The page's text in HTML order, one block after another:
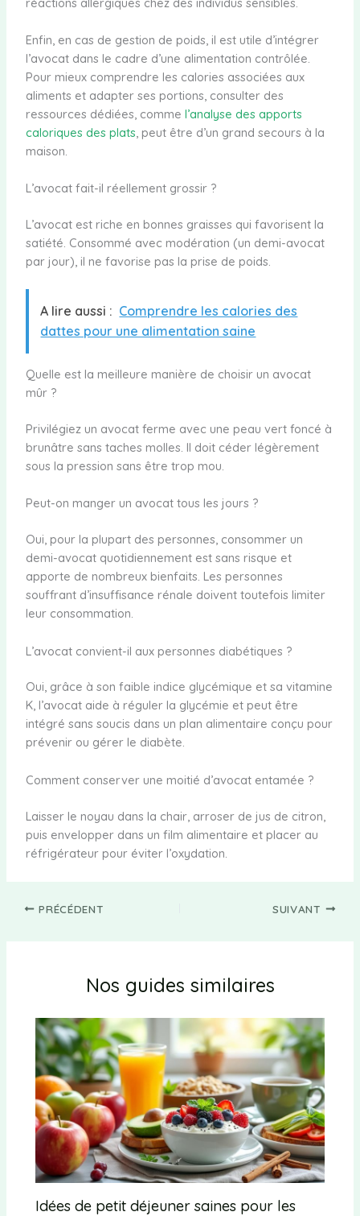
Enfin, en cas de gestion de poids, il est utile d’intégrer
l’avocat dans le cadre d’une alimentation contrôlée.
Pour mieux comprendre les calories associées aux
aliments et adapter ses portions, consulter des
ressources dédiées, comme l’analyse des apports
caloriques des plats, peut être d’un grand secours à la
maison.
L’avocat fait-il réellement grossir ?
L’avocat est riche en bonnes graisses qui favorisent la
satiété. Consommé avec modération (un demi-avocat
par jour), il ne favorise pas la prise de poids.
A lire aussi : Comprendre les calories des
dattes pour une alimentation saine
Quelle est la meilleure manière de choisir un avocat
mûr ?
Privilégiez un avocat ferme avec une peau vert foncé à
brunâtre sans taches molles. Il doit céder légèrement
sous la pression sans être trop mou.
Peut-on manger un avocat tous les jours ?
Oui, pour la plupart des personnes, consommer un
demi-avocat quotidiennement est sans risque et
apporte de nombreux bienfaits. Les personnes
souffrant d’insuffisance rénale doivent toutefois limiter
leur consommation.
L’avocat convient-il aux personnes diabétiques ?
Oui, grâce à son faible indice glycémique et sa vitamine
K, l’avocat aide à réguler la glycémie et peut être
intégré sans soucis dans un plan alimentaire conçu pour
prévenir ou gérer le diabète.
Comment conserver une moitié d’avocat entamée ?
Laisser le noyau dans la chair, arroser de jus de citron,
puis envelopper dans un film alimentaire et placer au
réfrigérateur pour éviter l’oxydation.
PRÉCÉDENT SUIVANT
Nos guides similaires
Idées de petit déjeuner saines pour les